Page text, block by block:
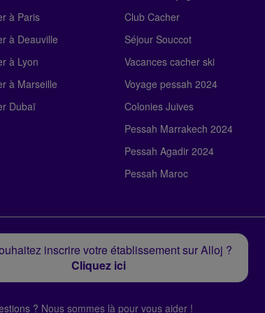
à Paris
à Deauville
à Lyon
à Marseille
Dubaï
Club Cacher
Séjour Souccot
Vacances cacher ski
Voyage pessah 2024
Colonies Juives
Pessah Marrakech 2024
Pessah Agadir 2024
Pessah Maroc
inscrire votre établissement sur Alloj ?
Cliquez ici
? Nous sommes là pour vous aider !